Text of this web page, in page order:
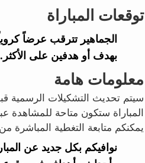
توقعات المباراة
الجماهير تترقب عرضاً
بهدف أو هدفين على الأكثر.
معلومات هامة
سيتم تحديث التشكيلات الرسمية
المباراة ستكون متاحة للمشاهدة
يمكنكم متابعة التغطية المباشرة
نوافيكم بكل جديد عن